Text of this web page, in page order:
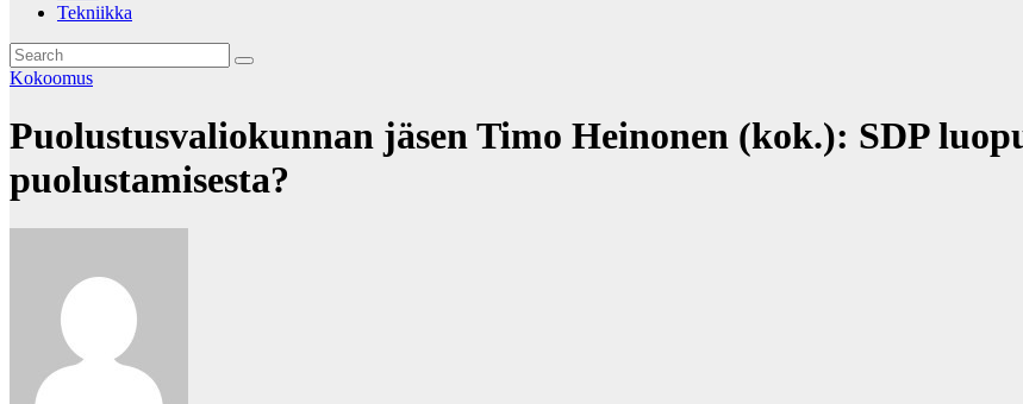
Tekniikka
Kokoomus
Puolustusvaliokunnan jäsen Timo Heinonen (kok.): SDP
puolustamisesta?